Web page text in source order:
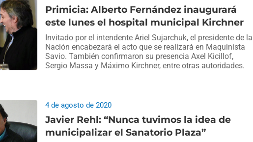
Primicia: Alberto Fernández inaugurará
este lunes el hospital municipal Kirchner
Invitado por el intendente Ariel Sujarchuk, el presidente de la
Nación encabezará el acto que se realizará en Maquinista
Savio. También confirmaron su presencia Axel Kicillof,
Sergio Massa y Máximo Kirchner, entre otras autoridades.
Javier Rehl: “Nunca tuvimos la idea de
municipalizar el Sanatorio Plaza”
4 de agosto de 2020